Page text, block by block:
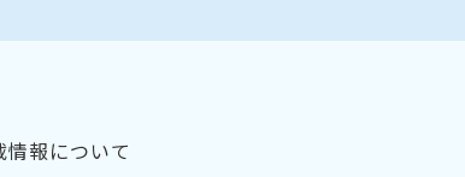
情報について